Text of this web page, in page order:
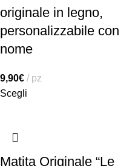
originale in legno,
personalizzabile con
nome
9,90€
pz
Scegli
Matita Originale “Le